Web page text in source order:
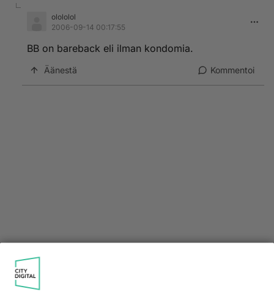
olololol
2006-09-14 00:17:55
BB on bareback eli ilman kondomia.
Äänestä Kommentoi